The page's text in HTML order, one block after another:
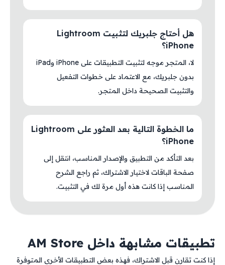
هل أحتاج جلبريك لتثبيت Lightroom
iPhone؟
لا، المتجر موجه لتثبيت التطبيقات على iPhone وiPad
بدون جلبريك، مع الاعتماد على خطوات التفعيل
والتثبيت الصحيحة داخل المتجر.
ما الخطوة التالية بعد العثور على Lightroom
iPhone؟
بعد التأكد من التطبيق والإصدار المناسب، انتقل إلى
صفحة الباقات لاختيار الاشتراك، ثم راجع الشرح
المناسب إذا كانت هذه أول مرة لك في التثبيت.
تطبيقات مشابهة داخل AM Store
إذا كنت تقارن قبل الاشتراك، فهذه بعض التطبيقات الأخرى المتوفرة